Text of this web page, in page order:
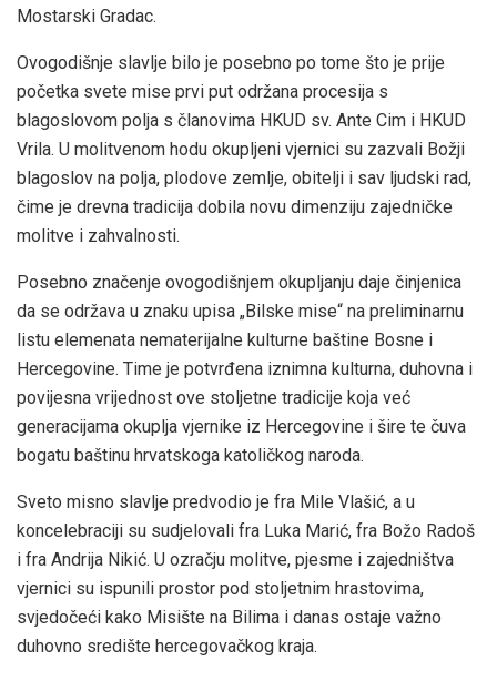
Mostarski Gradac.
Ovogodišnje slavlje bilo je posebno po tome što je prije
početka svete mise prvi put održana procesija s
blagoslovom polja s članovima HKUD sv. Ante Cim i HKUD
Vrila. U molitvenom hodu okupljeni vjernici su zazvali Božji
blagoslov na polja, plodove zemlje, obitelji i sav ljudski rad,
čime je drevna tradicija dobila novu dimenziju zajedničke
molitve i zahvalnosti.
Posebno značenje ovogodišnjem okupljanju daje činjenica
da se održava u znaku upisa „Bilske mise“ na preliminarnu
listu elemenata nematerijalne kulturne baštine Bosne i
Hercegovine. Time je potvrđena iznimna kulturna, duhovna i
povijesna vrijednost ove stoljetne tradicije koja već
generacijama okuplja vjernike iz Hercegovine i šire te čuva
bogatu baštinu hrvatskoga katoličkog naroda.
Sveto misno slavlje predvodio je fra Mile Vlašić, a u
koncelebraciji su sudjelovali fra Luka Marić, fra Božo Radoš
i fra Andrija Nikić. U ozračju molitve, pjesme i zajedništva
vjernici su ispunili prostor pod stoljetnim hrastovima,
svjedočeći kako Misište na Bilima i danas ostaje važno
duhovno središte hercegovačkog kraja.